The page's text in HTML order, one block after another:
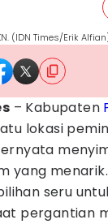
(IDN Times/Erik
– Kabupaten
lokasi
yang
seru
pergantian